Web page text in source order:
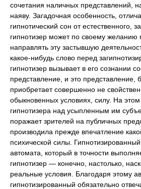
сочетания наличных представлений,
наяву. Загадочная особенность,
гипнотический сон от естественного,
гипнотизер может по своему желанию
направлять эту застывшую
какое-нибудь слово перед
гипнотизер вызывает в его сознании
представление, и это представление,
приобретает совершенно не
обыкновенных условиях, силу. На
гипнотизера над усыпленным им
поражает зрителей на публичных
производила прежде впечатление
психической силы.
автомата, который в точности
гипнотизер — конечно, настолько,
реальные условия. Благодаря этому
гипнотизированный обязательно